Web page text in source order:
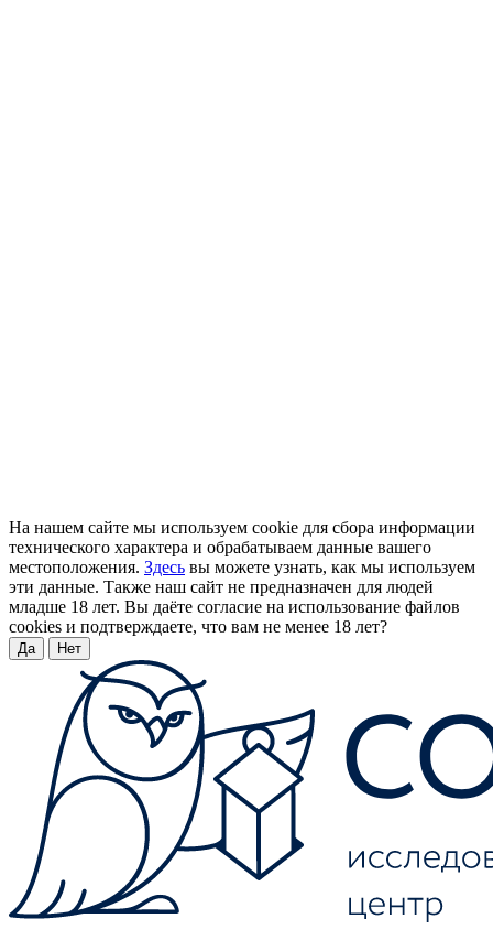
На нашем сайте мы используем cookie для сбора информации
технического характера и обрабатываем данные вашего
местоположения. Здесь вы можете узнать, как мы используем
эти данные. Также наш сайт не предназначен для людей
младше 18 лет. Вы даёте согласие на использование файлов
cookies и подтверждаете, что вам не менее 18 лет?
Да Нет